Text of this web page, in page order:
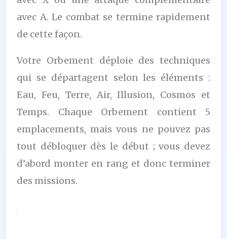
avec A. Le combat se termine rapidement
de cette façon.
Votre Orbement déploie des techniques
qui se départagent selon les éléments :
Eau, Feu, Terre, Air, Illusion, Cosmos et
Temps. Chaque Orbement contient 5
emplacements, mais vous ne pouvez pas
tout débloquer dès le début ; vous devez
d’abord monter en rang et donc terminer
des missions.